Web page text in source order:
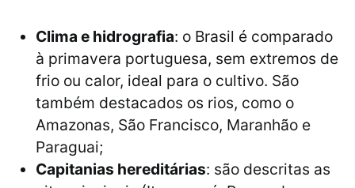
Clima e hidrografia: o Brasil é comparado
à primavera portuguesa, sem extremos de
frio ou calor, ideal para o cultivo. São
também destacados os rios, como o
Amazonas, São Francisco, Maranhão e
Paraguai;
Capitanias hereditárias: são descritas as